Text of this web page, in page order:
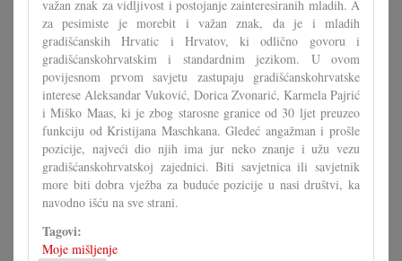
važan znak za vidljivost i postojanje zainteresiranih mladih. A
za pesimiste je morebit i važan znak, da je i mladih
gradišćanskih Hrvatic i Hrvatov, ki odlično govoru i
gradišćanskohrvatskim i standardnim jezikom. U ovom
povijesnom prvom savjetu zastupaju gradišćanskohrvatske
interese Aleksandar Vuković, Dorica Zvonarić, Karmela Pajrić
i Miško Maas, ki je zbog starosne granice od 30 ljet preuzeo
funkciju od Kristijana Maschkana. Gledeć angažman i prošle
pozicije, najveći dio njih ima jur neko znanje i užu vezu
gradišćanskohrvatskoj zajednici. Biti savjetnica ili savjetnik
more biti dobra vježba za buduće pozicije u nasi društvi, ka
navodno išću na sve strani.
Tagovi:
Moje mišljenje